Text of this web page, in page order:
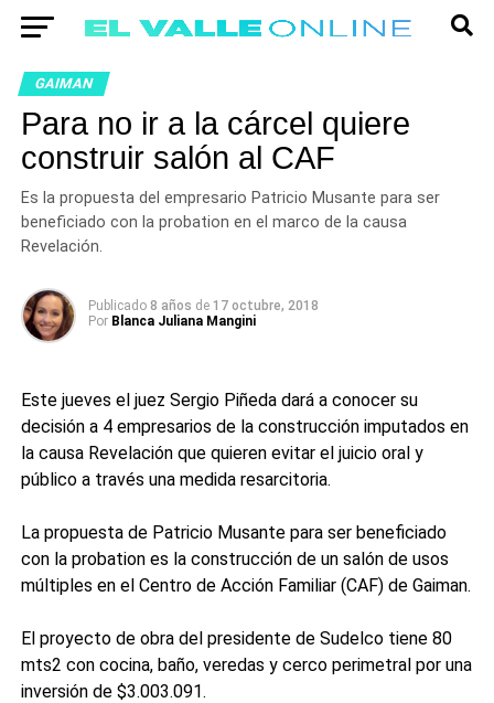
GAIMAN
Para no ir a la cárcel quiere
construir salón al CAF
Es la propuesta del empresario Patricio Musante para ser
beneficiado con la probation en el marco de la causa
Revelación.
Publicado 8 años de 17 octubre, 2018
Por Blanca Juliana Mangini
Este jueves el juez Sergio Piñeda dará a conocer su
decisión a 4 empresarios de la construcción imputados en
la causa Revelación que quieren evitar el juicio oral y
público a través una medida resarcitoria.
La propuesta de Patricio Musante para ser beneficiado
con la probation es la construcción de un salón de usos
múltiples en el Centro de Acción Familiar (CAF) de Gaiman.
El proyecto de obra del presidente de Sudelco tiene 80
mts2 con cocina, baño, veredas y cerco perimetral por una
inversión de $3.003.091.